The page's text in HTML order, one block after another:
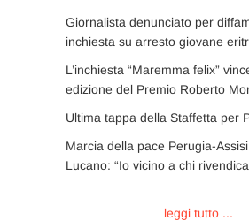
Giornalista denunciato per
inchiesta su arresto giovane
L’inchiesta “Maremma felix”
edizione del Premio Roberto
Ultima tappa della Staffetta per
Marcia della pace Perugia-
Lucano: “Io vicino a chi
leggi tutto ...